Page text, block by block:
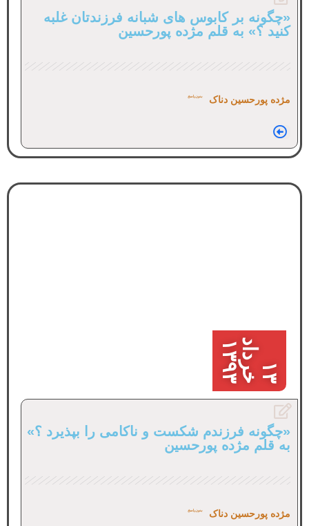
«چگونه بر کابوس های شبانه فرزندتان غلبه
کنید ؟» به قلم مژده پورحسین
مژده پورحسین دناک بدون پاسخ
۱
۳
خ
ر
د
اد۱ ۳
۹ ۳
«چگونه فرزندم شکست و ناکامی را بپذیرد ؟»
به قلم مژده پورحسین
مژده پورحسین دناک بدون پاسخ